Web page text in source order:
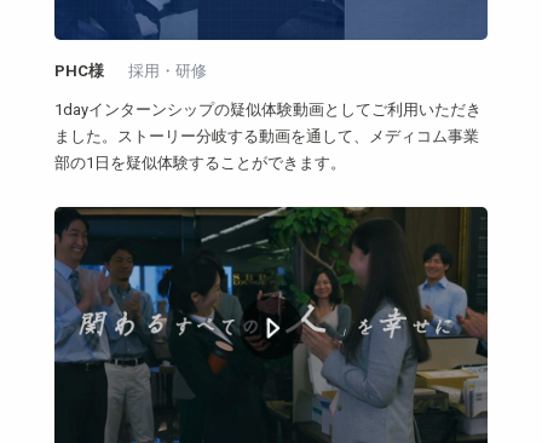
PHC様 採用・研修
1dayインターンシップの疑似体験動画としてご利用いただき
ました。ストーリー分岐する動画を通して、メディコム事業
部の1日を疑似体験することができます。